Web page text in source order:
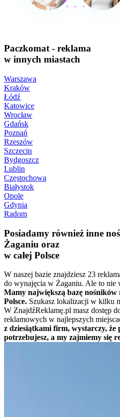
Paczkomat - reklama
w innych miastach
Warszawa
Kraków
Łódź
Katowice
Wrocław
Gdańsk
Poznań
Rzeszów
Szczecin
Bydgoszcz
Lublin
Częstochowa
Białystok
Opole
Gdynia
Radom
Posiadamy również inne
Żaganiu oraz
w całej Polsce
W naszej bazie znajdziesz 23
do wynajęcia w Żaganiu. Ale to nie
Mamy największą bazę
Polsce. Szukasz lokalizacji w kilku
W ZnajdźReklamę.pl masz dostęp
reklamowych w najlepszych
z dziesiątkami firm, wystarczy, że
potrzebujesz, a my zajmiemy się